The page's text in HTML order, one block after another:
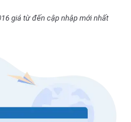
giá từ đến cập nhập mới nhất